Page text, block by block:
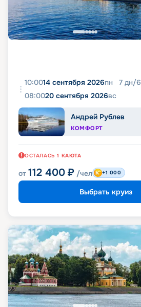
10:0014 сентября 2026пн 7 дн/6
08:0020 сентября 2026вс
Андрей Рублев
КОМФОРТ
ОСТАЛАСЬ 1 КАЮТА
от 112 400 ₽ /чел +1 000
Выбрать круиз